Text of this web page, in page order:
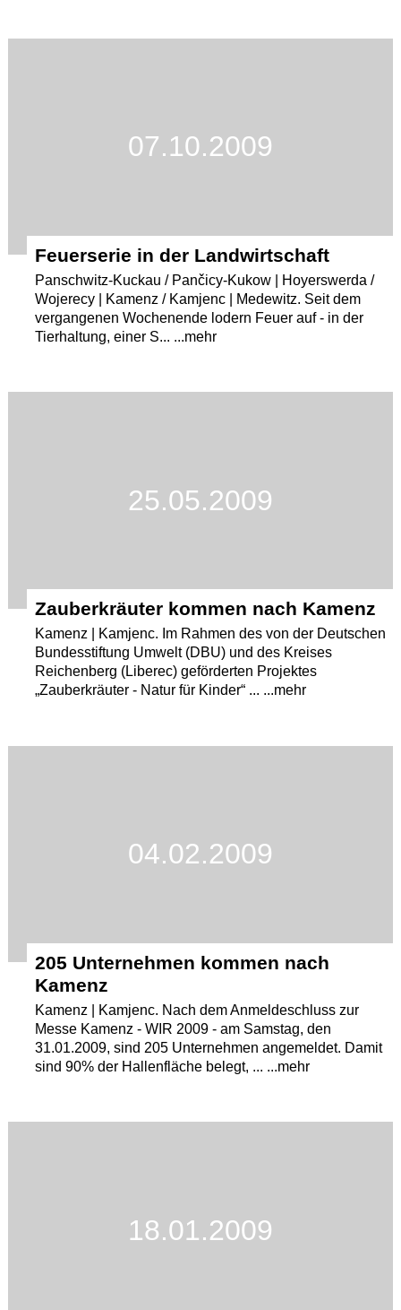
07.10.2009
Feuerserie in der Landwirtschaft
Panschwitz-Kuckau / Pančicy-Kukow | Hoyerswerda /
Wojerecy | Kamenz / Kamjenc | Medewitz. Seit dem
vergangenen Wochenende lodern Feuer auf - in der
Tierhaltung, einer S... ...mehr
25.05.2009
Zauberkräuter kommen nach Kamenz
Kamenz | Kamjenc. Im Rahmen des von der Deutschen
Bundesstiftung Umwelt (DBU) und des Kreises
Reichenberg (Liberec) geförderten Projektes
„Zauberkräuter - Natur für Kinder“ ... ...mehr
04.02.2009
205 Unternehmen kommen nach
Kamenz
Kamenz | Kamjenc. Nach dem Anmeldeschluss zur
Messe Kamenz - WIR 2009 - am Samstag, den
31.01.2009, sind 205 Unternehmen angemeldet. Damit
sind 90% der Hallenfläche belegt, ... ...mehr
18.01.2009